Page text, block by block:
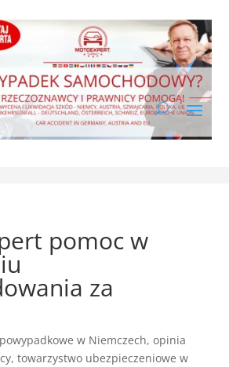
pomoc w
za
w Niemczech, opinia
, towarzystwo ubezpieczeniowe w